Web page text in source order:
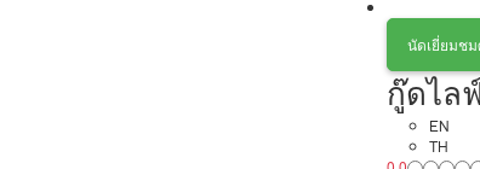
นัดเยี่ยมช
กู๊ดไล
EN
TH